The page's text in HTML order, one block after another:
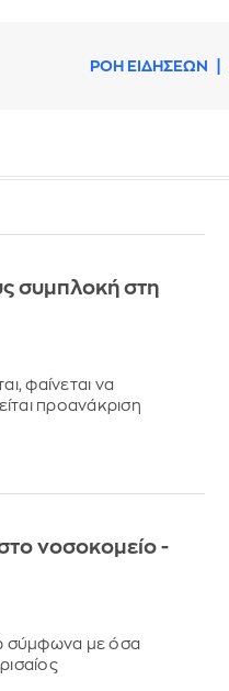
ΡΟΗ ΕΙΔΗΣΕΩΝ
συμπλοκή στη
φαίνεται να
προανάκριση
νοσοκομείο -
σύμφωνα με όσα